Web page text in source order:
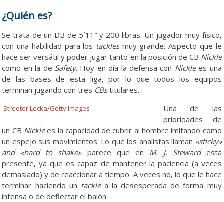
¿Quién es?
Se trata de un DB de 5´11″ y 200 libras. Un jugador muy físico,
con una habilidad para los tacklesmuy grande. Aspecto que le
hace ser versátil y poder jugar tanto en la posición de CB Nickle
como en la de Safety. Hoy en día la defensa con Nicklees una
de las bases de esta liga, por lo que todos los equipos
terminan jugando con tres CBstitulares.
Streeter Lecka/Getty Images
Una de las
prioridades de
un CB Nicklees la capacidad de cubrir al hombre imitando como
un espejo sus movimientos. Lo que los analistas llaman «sticky»
and «hard to shake»parece que en M. J. Stewardestá
presente, ya que es capaz de mantener la paciencia (a veces
demasiado) y de reaccionar a tiempo. A veces no, lo que le hace
terminar haciendo un tacklea la desesperada de forma muy
intensa o de deflectar el balón.